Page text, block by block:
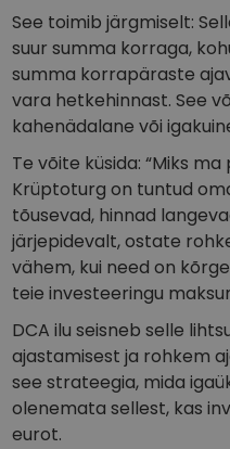
See toimib järgmiselt:
suur summa korraga,
summa korrapäraste
vara hetkehinnast. See
kahenädalane või
Te võite küsida: “Miks
Krüptoturg on tuntud
tõusevad, hinnad
järjepidevalt, ostate
vähem, kui need on
teie investeeringu
DCA ilu seisneb selle
ajastamisest ja rohkem
see strateegia, mida
olenemata sellest, kas
eurot.